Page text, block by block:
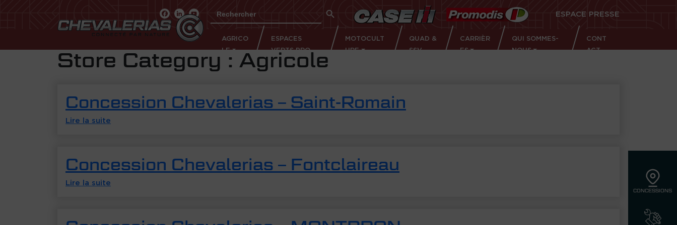
CONCESSIONS
for:
ESPACE PRESSE
AGRICO
LE
ESPACES
VERTS PRO
MOTOCULT
URE
QUAD &
SSV
CARRIÈR
ES
QUI SOMMES-
NOUS
CONT
ACT
Store Category : Agricole
Concession Chevalerias – Saint-Romain
Lire la suite
Concession Chevalerias – Fontclaireau
Lire la suite